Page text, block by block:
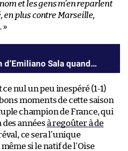
et les gens m’en reparlent
en plus contre Marseille,
»
d’Emiliano Sala quand…
ce nul un peu inespéré (1-1)
moments de cette saison
champion de France, qui
annéesà regoûter à de
ce sera l’unique
si le natif de l’Oise